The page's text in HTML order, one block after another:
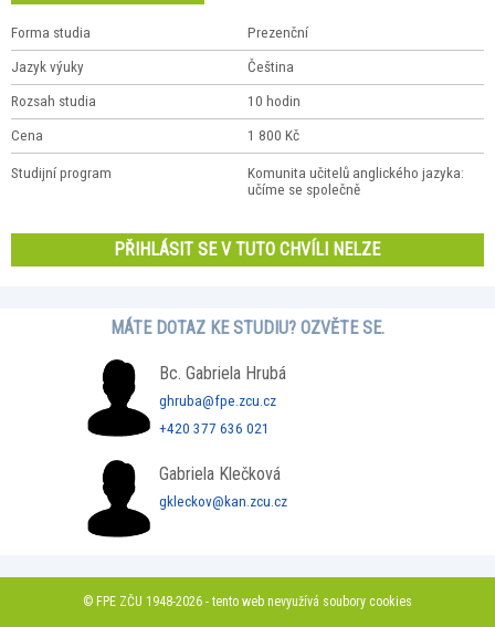
Forma studia Prezenční
Jazyk výuky Čeština
Rozsah studia 10 hodin
Cena 1 800 Kč
Studijní program
Komunita učitelů anglického jazyka:
učíme se společně
PŘIHLÁSIT SE V TUTO CHVÍLI NELZE
MÁTE DOTAZ KE STUDIU? OZVĚTE SE.
Bc. Gabriela Hrubá
ghruba@fpe.zcu.cz
+420 377 636 021
Gabriela Klečková
gkleckov@kan.zcu.cz
© FPE ZČU 1948-2026 - tento web nevyužívá soubory cookies